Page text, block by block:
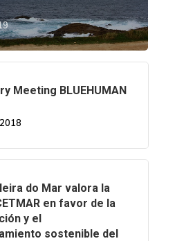
Meeting BLUEHUMAN
do Mar valora la
en favor de la
y el
sostenible del